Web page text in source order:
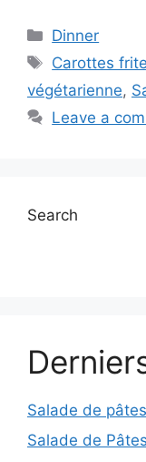
Categories
Dinner
Tags
Carottes
végétarienne,
Leave a
Search
Salade de
Salade de Pâtes